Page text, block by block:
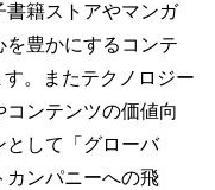
書籍ストアやマンガ
豊かにするコンテ
。またテクノロジー
ンテンツの価値向
として「グローバ
カンパニーへの飛